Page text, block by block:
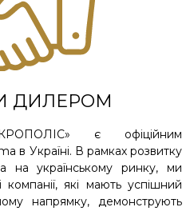
ДИЛЕРОМ
є офіційним
в Україні. В рамках розвитку
на українському ринку, ми
які мають успішний
напрямку, демонструють